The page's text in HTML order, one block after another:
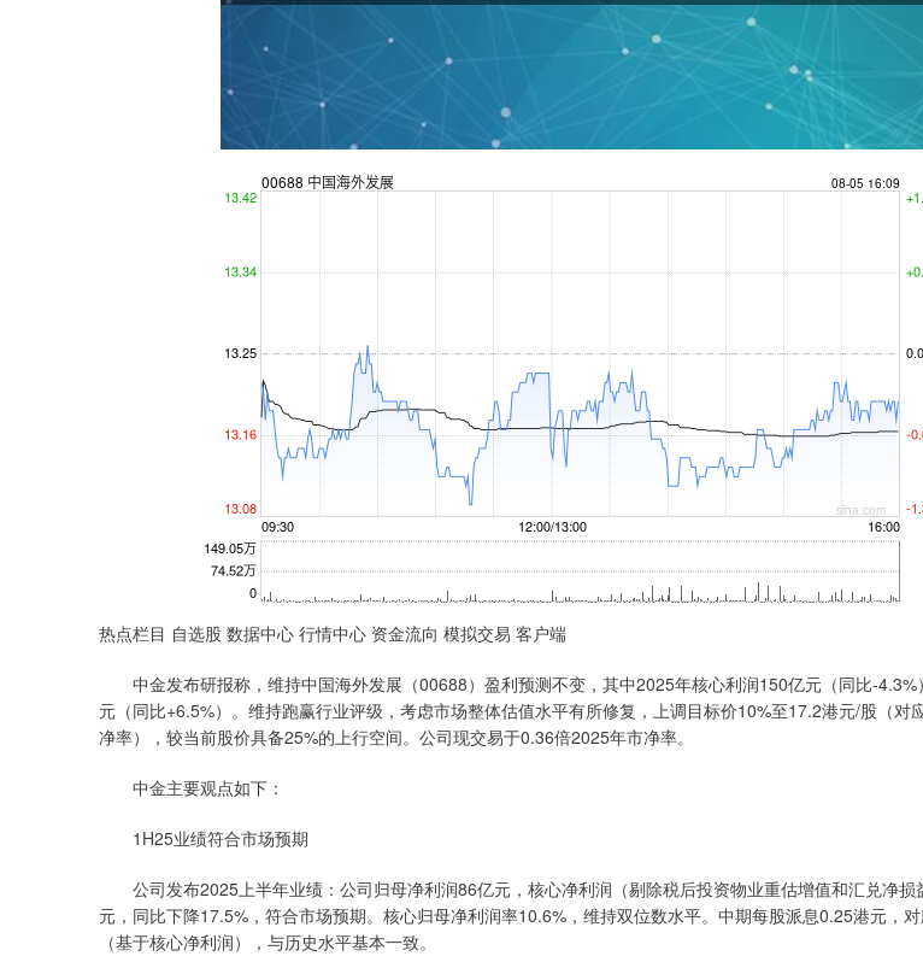
热点栏目 自选股 数据中心 行情中心 资金流向 模拟交易 客户端
中金发布研报称，维持中国海外发展（00688）盈利预测不变，其中2025年核心利润150亿元（同比-4.3%
元（同比+6.5%）。维持跑赢行业评级，考虑市场整体估值水平有所修复，上调目标价10%至17.2港元/股（对
净率），较当前股价具备25%的上行空间。公司现交易于0.36倍2025年市净率。
中金主要观点如下：
1H25业绩符合市场预期
公司发布2025上半年业绩：公司归母净利润86亿元，核心净利润（剔除税后投资物业重估增值和汇兑净损
元，同比下降17.5%，符合市场预期。核心归母净利润率10.6%，维持双位数水平。中期每股派息0.25港元，
（基于核心净利润），与历史水平基本一致。